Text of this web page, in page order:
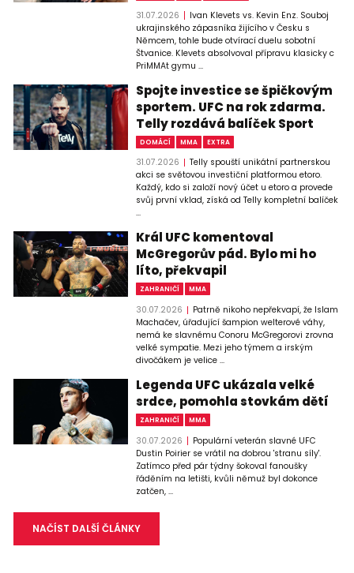
31.07.2026
Ivan Klevets vs. Kevin Enz. Souboj
ukrajinského zápasníka žijícího v Česku s
Němcem, tohle bude otvírací duelu sobotní
Štvanice. Klevets absolvoval přípravu klasicky c
PriMMAt gymu ...
Spojte investice se špičkovým
sportem. UFC na rok zdarma.
Telly rozdává balíček Sport
DOMÁCÍ MMA EXTRA
31.07.2026
Telly spouští unikátní partnerskou
akci se světovou investiční platformou etoro.
Každý, kdo si založí nový účet u etoro a provede
svůj první vklad, získá od Telly kompletní balíček
...
Král UFC komentoval
McGregorův pád. Bylo mi ho
líto, překvapil
ZAHRANIČÍ MMA
30.07.2026
Patrně nikoho nepřekvapí, že Islam
Machačev, úřadující šampion welterové váhy,
nemá ke slavnému Conoru McGregorovi zrovna
velké sympatie. Mezi jeho týmem a irským
divočákem je velice ...
Legenda UFC ukázala velké
srdce, pomohla stovkám dětí
ZAHRANIČÍ MMA
30.07.2026
Populární veterán slavné UFC
Dustin Poirier se vrátil na dobrou 'stranu síly'.
Zatímco před pár týdny šokoval fanoušky
řáděním na letišti, kvůli němuž byl dokonce
zatčen, ...
NAČÍST DALŠÍ ČLÁNKY